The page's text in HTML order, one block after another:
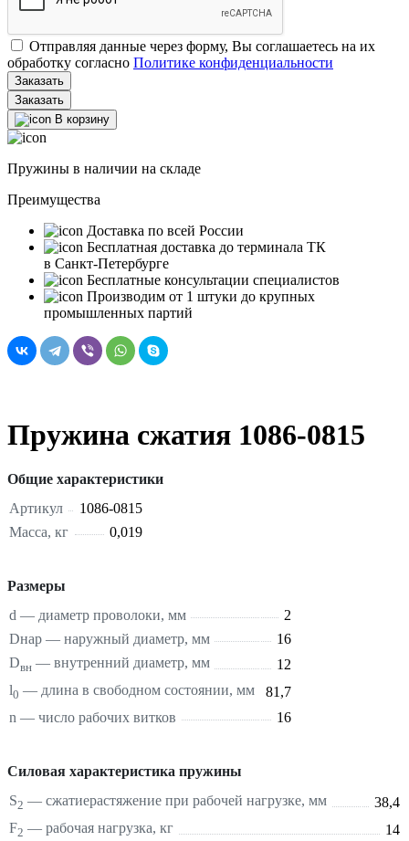
Отправляя данные через форму, Вы соглашаетесь на их
обработку согласно Политике конфиденциальности
Заказать
В корзину
Пружины в наличии на складе
Преимущества
Доставка по всей России
Бесплатная доставка до терминала ТК
в Санкт‑Петербурге
Бесплатные консультации специалистов
Производим от 1 штуки до крупных
промышленных партий
Пружина сжатия 1086-0815
Общие характеристики
Артикул
1086-0815
Масса, кг
0,019
Размеры
d — диаметр проволоки, мм
2
Dнар — наружный диаметр, мм
16
Dвн — внутренний диаметр, мм
12
l0 — длина в свободном состоянии, мм
81,7
n — число рабочих витков
16
Силовая характеристика пружины
S2 — сжатиерастяжение при рабочей нагрузке, мм
38,4
F2 — рабочая нагрузка, кг
14